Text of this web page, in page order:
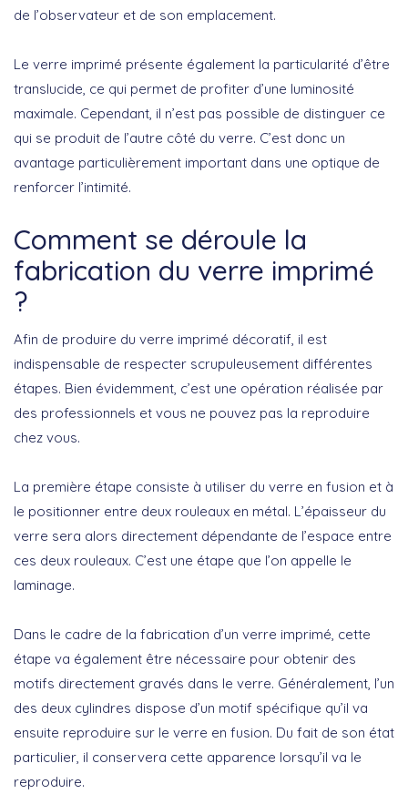
de l’observateur et de son emplacement.
Le verre imprimé présente également la particularité d’être
translucide, ce qui permet de profiter d’une luminosité
maximale. Cependant, il n’est pas possible de distinguer ce
qui se produit de l’autre côté du verre. C’est donc un
avantage particulièrement important dans une optique de
renforcer l’intimité.
Comment se déroule la
fabrication du verre imprimé
?
Afin de produire du verre imprimé décoratif, il est
indispensable de respecter scrupuleusement différentes
étapes. Bien évidemment, c’est une opération réalisée par
des professionnels et vous ne pouvez pas la reproduire
chez vous.
La première étape consiste à utiliser du verre en fusion et à
le positionner entre deux rouleaux en métal. L’épaisseur du
verre sera alors directement dépendante de l’espace entre
ces deux rouleaux. C’est une étape que l’on appelle le
laminage.
Dans le cadre de la fabrication d’un verre imprimé, cette
étape va également être nécessaire pour obtenir des
motifs directement gravés dans le verre. Généralement, l’un
des deux cylindres dispose d’un motif spécifique qu’il va
ensuite reproduire sur le verre en fusion. Du fait de son état
particulier, il conservera cette apparence lorsqu’il va le
reproduire.